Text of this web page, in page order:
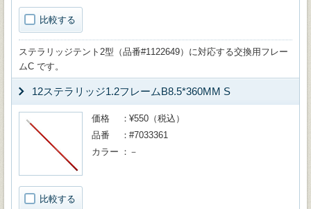
比較する
ステラリッジテント2型（品番#1122649）に対応する交換用フレー
ムC です。
12ステラリッジ1.2フレームB8.5*360MM S
比較する
価格
¥550（税込）
品番
#7033361
カラー
－